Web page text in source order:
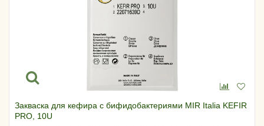
Закваска для кефира с бифидобактериями MIR Italia KEFIR
PRO, 10U